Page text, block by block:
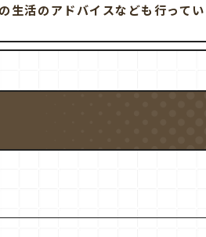
活のアドバイスなども行ってい